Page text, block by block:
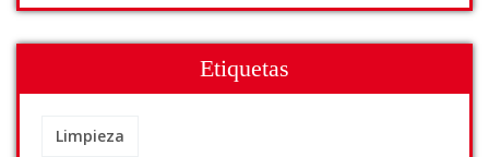
Etiquetas
Limpieza